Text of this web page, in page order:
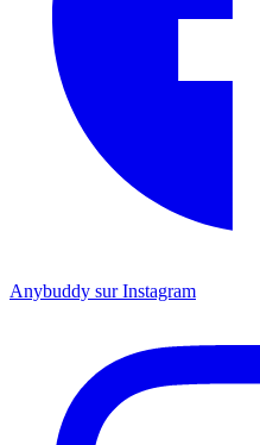
Anybuddy sur Instagram